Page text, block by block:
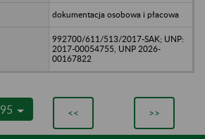
dokumentacja osobowa i płacowa
992700/611/513/2017-SAK; UNP:
2017-00054755, UNP 2026-
00167822
<< >>